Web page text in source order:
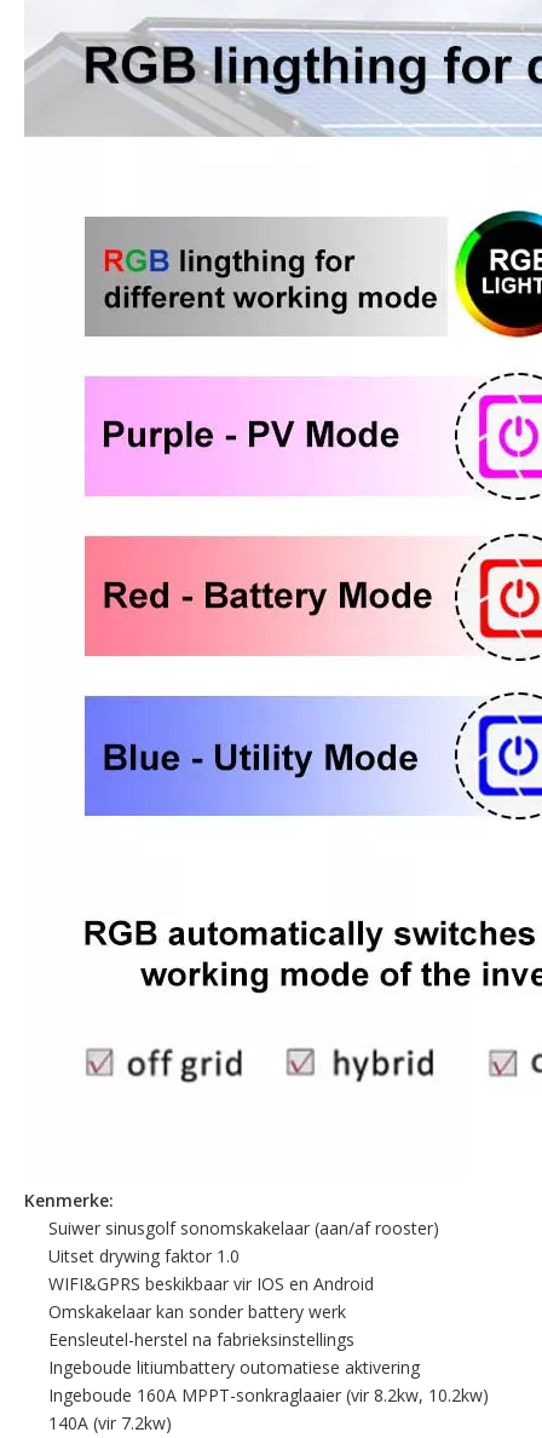
Kenmerke:
Suiwer sinusgolf sonomskakelaar (aan/af rooster)
Uitset drywing faktor 1.0
WIFI&GPRS beskikbaar vir IOS en Android
Omskakelaar kan sonder battery werk
Eensleutel-herstel na fabrieksinstellings
Ingeboude litiumbattery outomatiese aktivering
Ingeboude 160A MPPT-sonkraglaaier (vir 8.2kw, 10.2kw)
140A (vir 7.2kw)